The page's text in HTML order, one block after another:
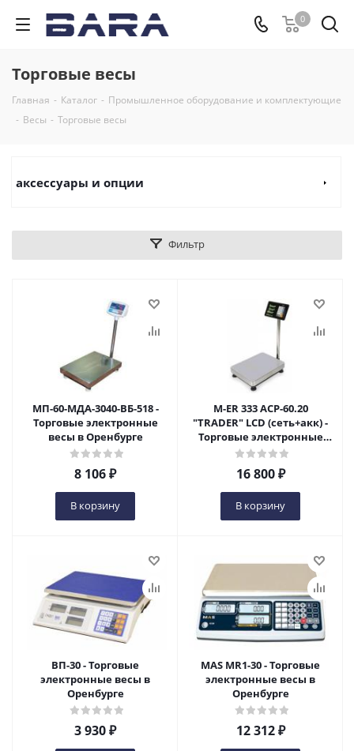
0
Торговые весы
Главная - Каталог - Промышленное оборудование и комплектующие
- Весы - Торговые весы
аксессуары и опции
Фильтр
МП-60-МДА-3040-ВБ-518 -
Торговые электронные
весы в Оренбурге
8 106₽
В корзину
M-ER 333 ACP-60.20
"TRADER" LCD (сеть+акк) -
Торговые электронные
весы в Оренбурге
16 800₽
В корзину
ВП-30 - Торговые
электронные весы в
Оренбурге
3 930₽
MAS MR1-30 - Торговые
электронные весы в
Оренбурге
12 312₽